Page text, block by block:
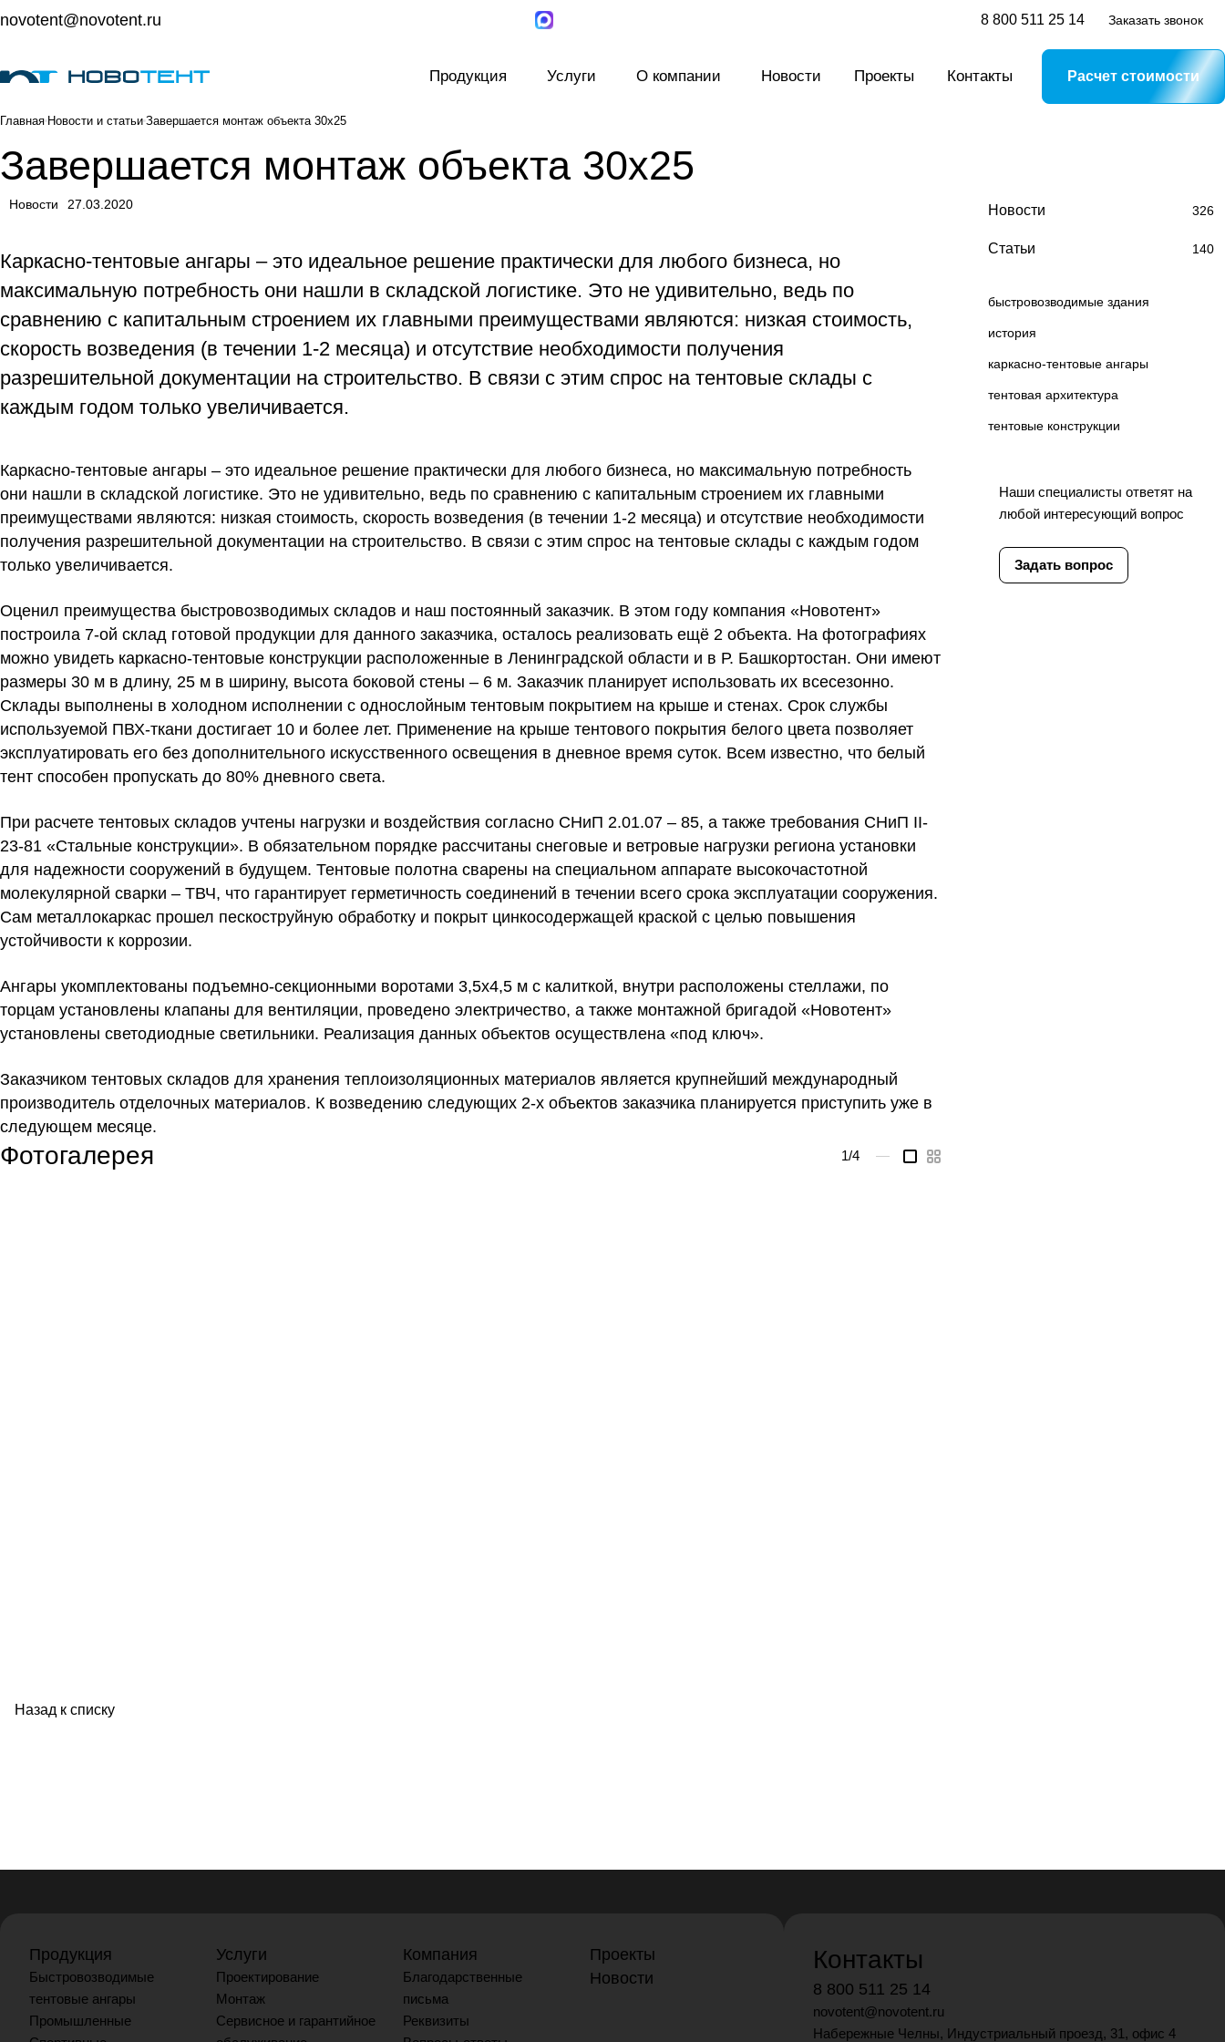
novotent@novotent.ru 8 800 511 25 14 Заказать звонок
Продукция Услуги О компании Новости Проекты Контакты Расчет стоимости
Главная Новости и статьи Завершается монтаж объекта 30х25
Завершается монтаж объекта 30х25
Новости 27.03.2020
Каркасно-тентовые ангары – это идеальное решение практически для любого бизнеса, но
максимальную потребность они нашли в складской логистике. Это не удивительно, ведь по
сравнению с капитальным строением их главными преимуществами являются: низкая стоимость,
скорость возведения (в течении 1-2 месяца) и отсутствие необходимости получения
разрешительной документации на строительство. В связи с этим спрос на тентовые склады с
каждым годом только увеличивается.
Каркасно-тентовые ангары – это идеальное решение практически для любого бизнеса, но максимальную потребность
они нашли в складской логистике. Это не удивительно, ведь по сравнению с капитальным строением их главными
преимуществами являются: низкая стоимость, скорость возведения (в течении 1-2 месяца) и отсутствие необходимости
получения разрешительной документации на строительство. В связи с этим спрос на тентовые склады с каждым годом
только увеличивается.
Оценил преимущества быстровозводимых складов и наш постоянный заказчик. В этом году компания «Новотент»
построила 7-ой склад готовой продукции для данного заказчика, осталось реализовать ещё 2 объекта. На фотографиях
можно увидеть каркасно-тентовые конструкции расположенные в Ленинградской области и в Р. Башкортостан. Они имеют
размеры 30 м в длину, 25 м в ширину, высота боковой стены – 6 м. Заказчик планирует использовать их всесезонно.
Склады выполнены в холодном исполнении с однослойным тентовым покрытием на крыше и стенах. Срок службы
используемой ПВХ-ткани достигает 10 и более лет. Применение на крыше тентового покрытия белого цвета позволяет
эксплуатировать его без дополнительного искусственного освещения в дневное время суток. Всем известно, что белый
тент способен пропускать до 80% дневного света.
При расчете тентовых складов учтены нагрузки и воздействия согласно СНиП 2.01.07 – 85, а также требования СНиП II-
23-81 «Стальные конструкции». В обязательном порядке рассчитаны снеговые и ветровые нагрузки региона установки
для надежности сооружений в будущем. Тентовые полотна сварены на специальном аппарате высокочастотной
молекулярной сварки – ТВЧ, что гарантирует герметичность соединений в течении всего срока эксплуатации сооружения.
Сам металлокаркас прошел пескоструйную обработку и покрыт цинкосодержащей краской с целью повышения
устойчивости к коррозии.
Ангары укомплектованы подъемно-секционными воротами 3,5х4,5 м с калиткой, внутри расположены стеллажи, по
торцам установлены клапаны для вентиляции, проведено электричество, а также монтажной бригадой «Новотент»
установлены светодиодные светильники. Реализация данных объектов осуществлена «под ключ».
Заказчиком тентовых складов для хранения теплоизоляционных материалов является крупнейший международный
производитель отделочных материалов. К возведению следующих 2-х объектов заказчика планируется приступить уже в
следующем месяце.
Фотогалерея 1/4 —
Назад к списку
Новости 326
Статьи 140
быстровозводимые здания
история
каркасно-тентовые ангары
тентовая архитектура
тентовые конструкции
Наши специалисты ответят на
любой интересующий вопрос
Задать вопрос
Продукция
Быстровозводимые
тентовые ангары
Промышленные
Услуги
Проектирование
Монтаж
Сервисное и гарантийное
Компания
Благодарственные
письма
Реквизиты
Проекты
Новости
Контакты
8 800 511 25 14
novotent@novotent.ru
Набережные Челны, Индустриальный проезд, 31, офис 4